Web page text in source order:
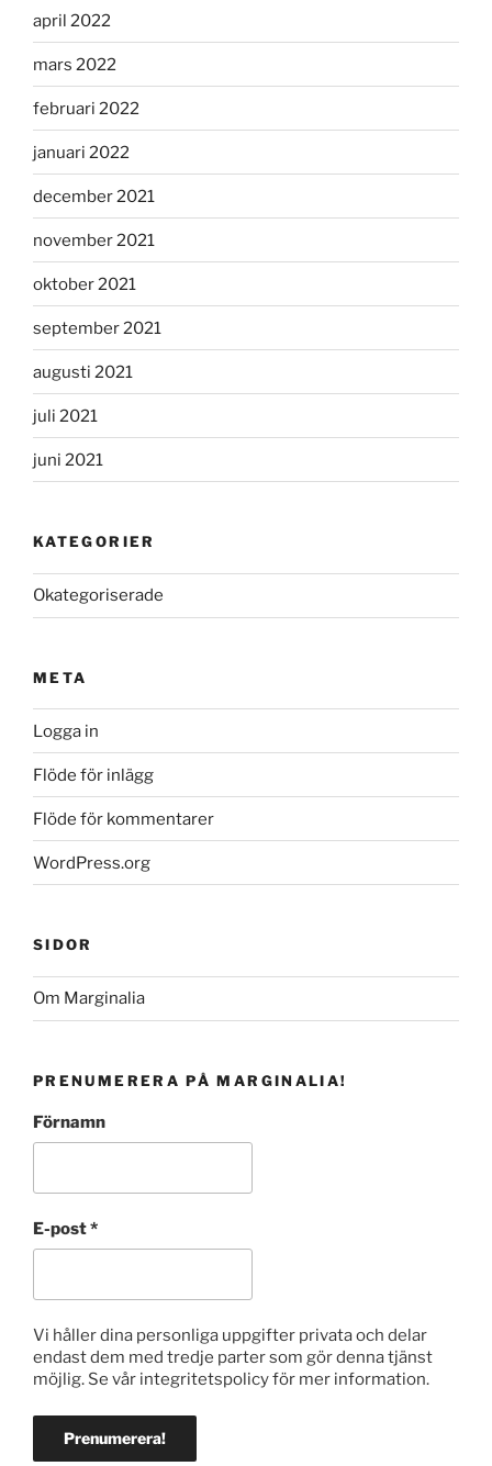
april 2022
mars 2022
februari 2022
januari 2022
december 2021
november 2021
oktober 2021
september 2021
augusti 2021
juli 2021
juni 2021
KATEGORIER
Okategoriserade
META
Logga in
Flöde för inlägg
Flöde för kommentarer
WordPress.org
SIDOR
Om Marginalia
PRENUMERERA PÅ MARGINALIA!
Förnamn
E-post*
Vi håller dina personliga uppgifter privata och delar
endast dem med tredje parter som gör denna tjänst
möjlig. Se vår integritetspolicy för mer information.